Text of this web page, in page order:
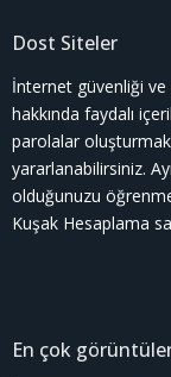
Dost Siteler
İnternet güvenliği ve
hakkında faydalı
parolalar
yararlanabilirsiniz.
olduğunuzu
Kuşak Hesaplama
En çok